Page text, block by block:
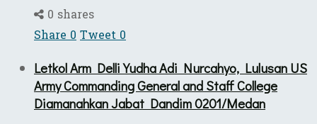
0 shares
Share0Tweet0
Letkol Arm Delli Yudha Adi Nurcahyo, Lulusan US
Army Commanding General and Staff College
Diamanahkan Jabat Dandim 0201/Medan